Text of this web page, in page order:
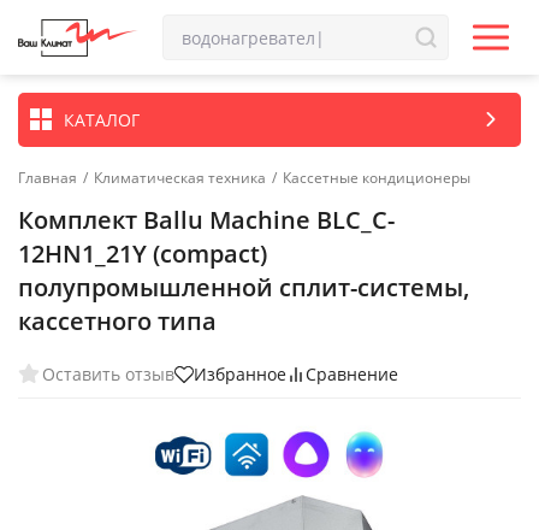
КАТАЛОГ
Главная / Климатическая техника / Кассетные кондиционеры
Комплект Ballu Machine BLC_C-
12HN1_21Y (compact)
полупромышленной сплит-системы,
кассетного типа
Оставить отзыв Избранное Сравнение